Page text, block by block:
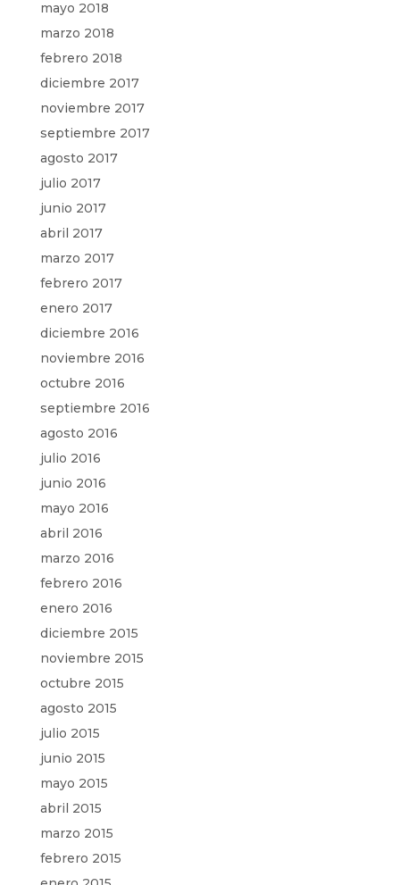
mayo 2018
marzo 2018
febrero 2018
diciembre 2017
noviembre 2017
septiembre 2017
agosto 2017
julio 2017
junio 2017
abril 2017
marzo 2017
febrero 2017
enero 2017
diciembre 2016
noviembre 2016
octubre 2016
septiembre 2016
agosto 2016
julio 2016
junio 2016
mayo 2016
abril 2016
marzo 2016
febrero 2016
enero 2016
diciembre 2015
noviembre 2015
octubre 2015
agosto 2015
julio 2015
junio 2015
mayo 2015
abril 2015
marzo 2015
febrero 2015